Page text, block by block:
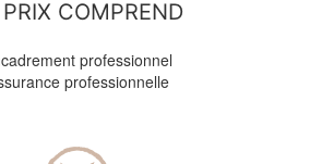
COMPREND
professionnel
professionnelle